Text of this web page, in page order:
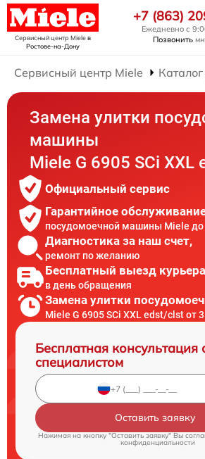
Сервисный центр Mieleв
Ростове-на-Дону
+7 (863)
Ежедневно с
Позвонить
Сервисный центр Miele
Замена улитки
машины
Miele G 6905 SCi XXL
Официальный сервис
Гарантийное
посудомоечной машины Miele до
Диагностика за наш счет,
ремонт по желанию
Бесплатный выезд курьера
в день обращения
Замена улитки
Miele G 6905 SCi XXL edst/clst от
Бесплатная консультация
специалистом
Оставить заявку
Нажимая на кнопку "Оставить заявку" Вы
конфиденциальности